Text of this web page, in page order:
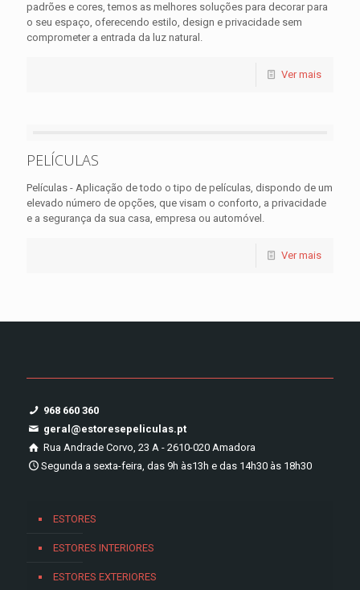
padrões e cores, temos as melhores soluções para decorar para
o seu espaço, oferecendo estilo, design e privacidade sem
comprometer a entrada da luz natural.
Ver mais
PELÍCULAS
Películas - Aplicação de todo o tipo de películas, dispondo de um
elevado número de opções, que visam o conforto, a privacidade
e a segurança da sua casa, empresa ou automóvel.
Ver mais
968 660 360
geral@estoresepeliculas.pt
Rua Andrade Corvo, 23 A - 2610-020 Amadora
Segunda a sexta-feira, das 9h às13h e das 14h30 às 18h30
ESTORES
ESTORES INTERIORES
ESTORES EXTERIORES